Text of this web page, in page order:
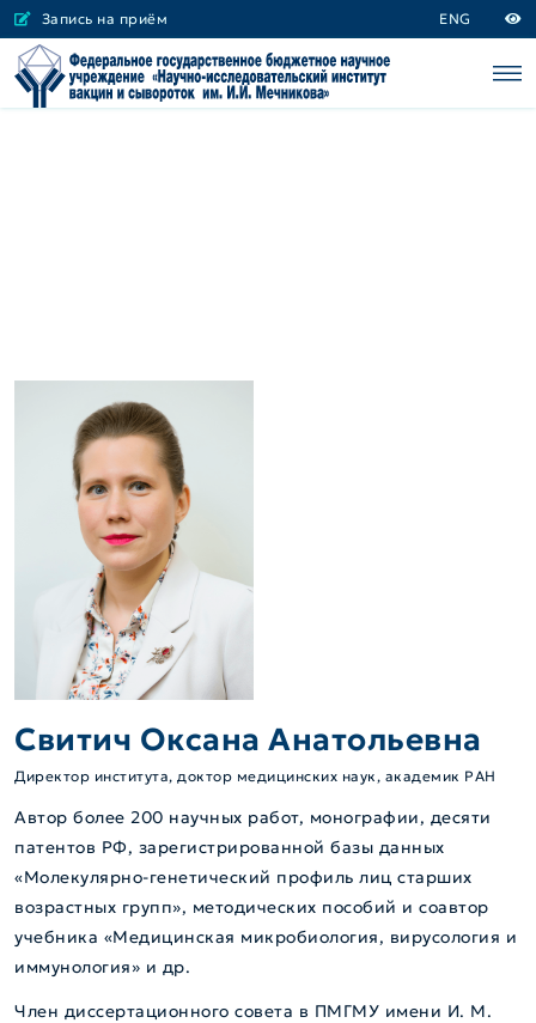
Запись на приём ENG
Свитич Оксана Анатольевна
Директор института, доктор медицинских наук, академик РАН
Автор более 200 научных работ, монографии, десяти
патентов РФ, зарегистрированной базы данных
«Молекулярно-генетический профиль лиц старших
возрастных групп», методических пособий и соавтор
учебника «Медицинская микробиология, вирусология и
иммунология» и др.
Член диссертационного совета в ПМГМУ имени И. М.